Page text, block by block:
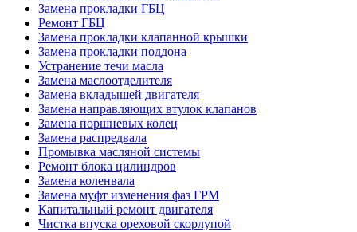
Замена прокладки ГБЦ
Ремонт ГБЦ
Замена прокладки клапанной крышки
Замена прокладки поддона
Устранение течи масла
Замена маслоотделителя
Замена вкладышей двигателя
Замена направляющих втулок клапанов
Замена поршневых колец
Замена распредвала
Промывка масляной системы
Ремонт блока цилиндров
Замена коленвала
Замена муфт изменения фаз ГРМ
Капитальный ремонт двигателя
Чистка впуска ореховой скорлупой